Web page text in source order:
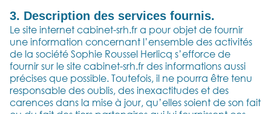
3. Description des services fournis.
Le site internet cabinet-srh.fr a pour objet de fournir
une information concernant l’ensemble des activités
de la société Sophie Roussel Herlicq s’efforce de
fournir sur le site cabinet-srh.fr des informations aussi
précises que possible. Toutefois, il ne pourra être tenu
responsable des oublis, des inexactitudes et des
carences dans la mise à jour, qu’elles soient de son fait